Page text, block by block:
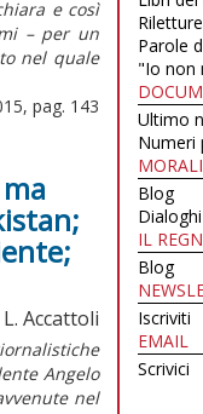
e così
– per un
nel quale
pag. 143
L. Accattoli
Angelo
nel
Riletture
Parole
"Io non
Ultimo
Numeri
Blog
Dialoghi
IL
Blog
Iscriviti
EMAIL
Scrivici